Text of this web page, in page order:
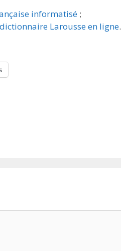
informatisé ;
dictionnaire Larousse en ligne.